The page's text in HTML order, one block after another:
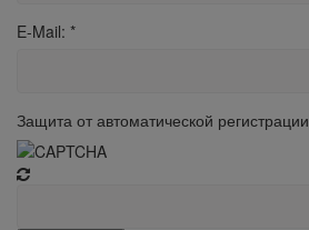
E-Mail: *
Защита от автоматической регистрации